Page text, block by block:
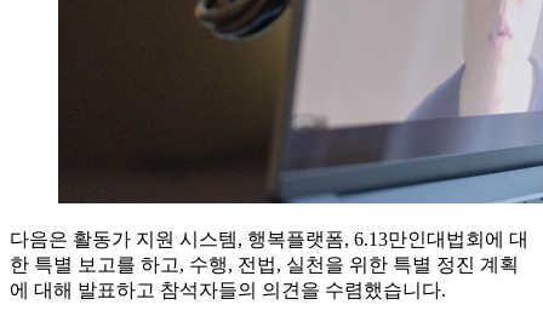
다음은 활동가 지원 시스템, 행복플랫폼, 6.13만인대법회에 대
한 특별 보고를 하고, 수행, 전법, 실천을 위한 특별 정진 계획
에 대해 발표하고 참석자들의 의견을 수렴했습니다.